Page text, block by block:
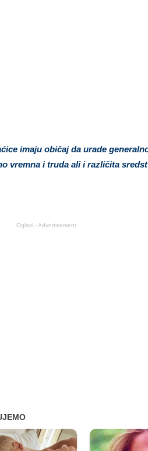
imaju običaj da urade
vremna i truda ali i različita
Oglasi - Advertisement